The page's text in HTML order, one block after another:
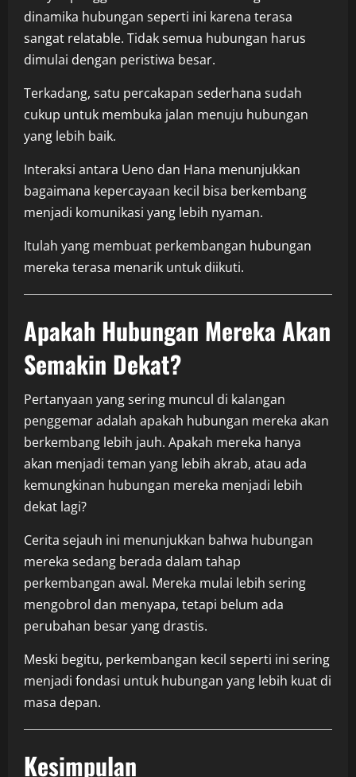
dinamika hubungan seperti ini karena terasa
sangat relatable. Tidak semua hubungan harus
dimulai dengan peristiwa besar.
Terkadang, satu percakapan sederhana sudah
cukup untuk membuka jalan menuju hubungan
yang lebih baik.
Interaksi antara Ueno dan Hana menunjukkan
bagaimana kepercayaan kecil bisa berkembang
menjadi komunikasi yang lebih nyaman.
Itulah yang membuat perkembangan hubungan
mereka terasa menarik untuk diikuti.
Apakah Hubungan Mereka Akan
Semakin Dekat?
Pertanyaan yang sering muncul di kalangan
penggemar adalah apakah hubungan mereka akan
berkembang lebih jauh. Apakah mereka hanya
akan menjadi teman yang lebih akrab, atau ada
kemungkinan hubungan mereka menjadi lebih
dekat lagi?
Cerita sejauh ini menunjukkan bahwa hubungan
mereka sedang berada dalam tahap
perkembangan awal. Mereka mulai lebih sering
mengobrol dan menyapa, tetapi belum ada
perubahan besar yang drastis.
Meski begitu, perkembangan kecil seperti ini sering
menjadi fondasi untuk hubungan yang lebih kuat di
masa depan.
Kesimpulan